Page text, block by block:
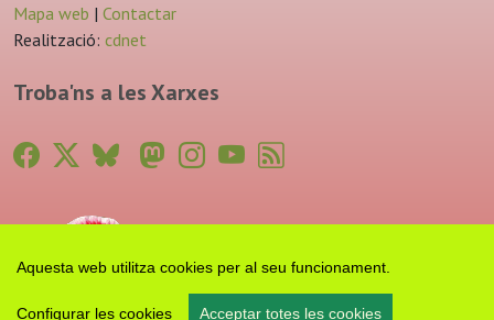
Aquesta web utilitza cookies per al seu funcionament.
Configurar les cookies Acceptar totes les cookies
Mapa web | Contactar
Realització: cdnet
Troba'ns a les Xarxes